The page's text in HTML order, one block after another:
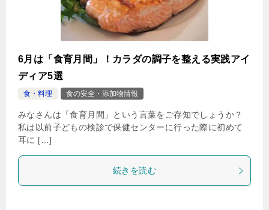
6月は「食育月間」！カラダの調子を整える実践アイ
ディア5選
食・料理 食の安全・添加物情報
みなさんは「食育月間」という言葉をご存知でしょうか？
私は以前子どもの検診で保健センターに行った際に初めて
耳に […]
続きを読む